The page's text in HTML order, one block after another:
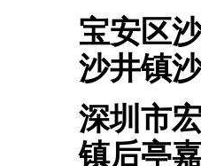
宝安
沙井镇
深圳
镇后亭